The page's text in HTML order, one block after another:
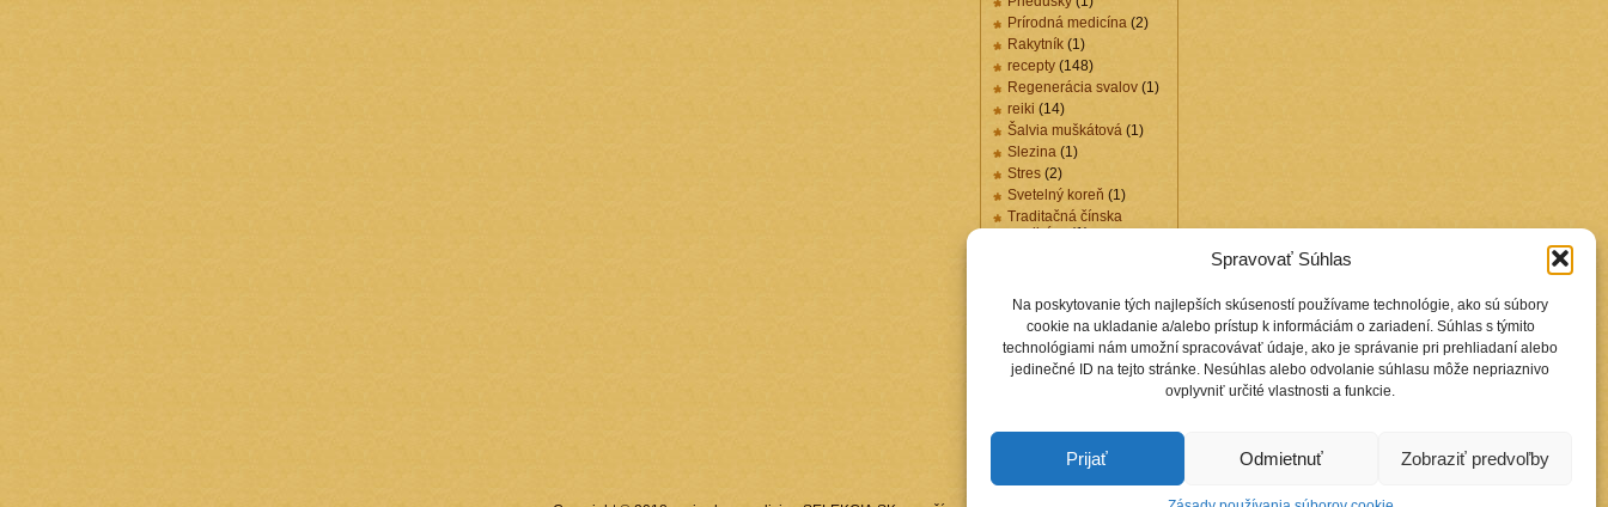
Spravovať Súhlas
Na poskytovanie tých najlepších skúseností používame technológie, ako sú súbory
cookie na ukladanie a/alebo prístup k informáciám o zariadení. Súhlas s týmito
technológiami nám umožní spracovávať údaje, ako je správanie pri prehliadaní alebo
jedinečné ID na tejto stránke. Nesúhlas alebo odvolanie súhlasu môže nepriaznivo
ovplyvniť určité vlastnosti a funkcie.
Prijať Odmietnuť Zobraziť predvoľby
Prírodná medicína (2)
Rakytník (1)
recepty (148)
Regenerácia svalov (1)
reiki (14)
Šalvia muškátová (1)
Slezina (1)
Stres (2)
Svetelný koreň (1)
Traditačná čínska
medicína(1)
Účinky Muchovníka(1)
Vzácne kamene(15)
Žalúdok(2)
Zápal priedušiek (6)
Žlté maliny (1)